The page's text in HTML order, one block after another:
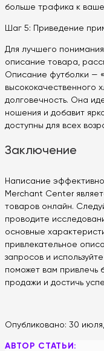
больше трафика к
Шаг 5: Приведение
Для лучшего
описание товара,
Описание футболки —
высококачественного
долговечность. Она
ношения и добавит
доступны для всех
Заключение
Написание
Merchant Center
товаров онлайн.
проводите
основные
привлекательное
запросов и
поможет вам привлечь
продажи и достичь
Опубликовано: 30
АВТОР СТАТЬИ: